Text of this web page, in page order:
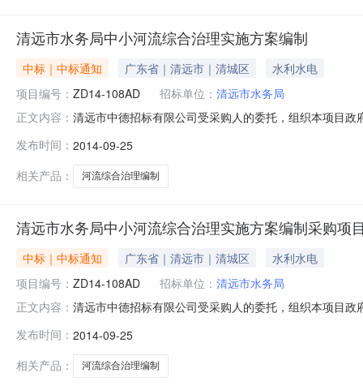
清远市水务局中小河流综合治理实施方案编制
中标｜中标通知 广东省｜清远市｜清城区
水利水电
项目编号： ZD14-108AD 招标单位： 清远市水务局
正文内容： 清远市中德招标有限公司受采购人的委托，组织本项目
项2014年10月15日前内提交《清远市中小河流综合治理
法定媒体发布公告：中国政
发布时间： 2014-09-25
相关产品：
河流综合治理编制
清远市水务局中小河流综合治理实施方案编制采购项
中标｜中标通知 广东省｜清远市｜清城区
水利水电
项目编号： ZD14-108AD 招标单位： 清远市水务局
正文内容： 清远市中德招标有限公司受采购人的委托，组织本项目
项2014年10月15日前内提交《清远市中小河流综合治理
法定媒体发布公告：中国政
发布时间： 2014-09-25
相关产品：
河流综合治理编制